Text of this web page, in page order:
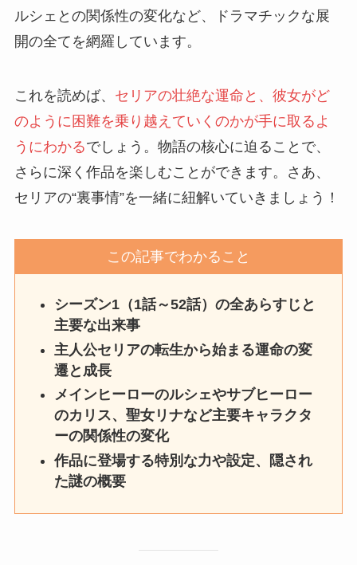
ルシェとの関係性の変化など、ドラマチックな展
開の全てを網羅しています。
これを読めば、 セリアの壮絶な運命と、彼女がど
のように困難を乗り越えていくのかが手に取るよ
うにわかるでしょう。物語の核心に迫ることで、
さらに深く作品を楽しむことができます。さあ、
セリアの“裏事情”を一緒に紐解いていきましょう！
この記事でわかること
シーズン1（1話～52話）の全あらすじと
主要な出来事
主人公セリアの転生から始まる運命の変
遷と成長
メインヒーローのルシェやサブヒーロー
のカリス、聖女リナなど主要キャラクタ
ーの関係性の変化
作品に登場する特別な力や設定、隠され
た謎の概要